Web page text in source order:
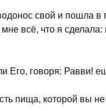
свой и пошла в
мне всё, что я
Его, говоря: Равви!
пища, которой вы не